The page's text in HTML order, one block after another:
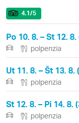
4.1/5
Po 10. 8. – St 12. 8.
polpenzia
Ut 11. 8. – Št 13. 8.
polpenzia
St 12. 8. – Pi 14. 8.
polpenzia